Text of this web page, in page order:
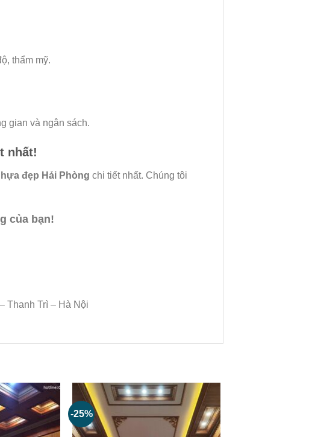
thẩm mỹ.
gian và ngân sách.
nhất!
đẹp Hải Phòng chi tiết nhất. Chúng tôi
của bạn!
Thanh Trì – Hà Nội
-25%